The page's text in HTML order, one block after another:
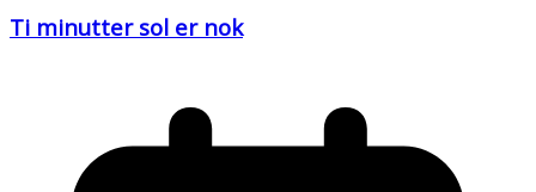
Ti minutter sol er nok